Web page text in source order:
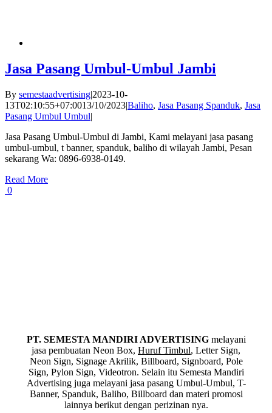
Jasa Pasang Umbul-Umbul Jambi
By semestaadvertising|2023-10-
13T02:10:55+07:0013/10/2023|Baliho, Jasa Pasang Spanduk, Jasa
Pasang Umbul Umbul|
Jasa Pasang Umbul-Umbul di Jambi, Kami melayani jasa pasang
umbul-umbul, t banner, spanduk, baliho di wilayah Jambi, Pesan
sekarang Wa: 0896-6938-0149.
Read More
0
PT. SEMESTA MANDIRI ADVERTISINGmelayani
jasa pembuatan Neon Box, Huruf Timbul, Letter Sign,
Neon Sign, Signage Akrilik, Billboard, Signboard, Pole
Sign, Pylon Sign, Videotron. Selain itu Semesta Mandiri
Advertising juga melayani jasa pasang Umbul-Umbul, T-
Banner, Spanduk, Baliho, Billboard dan materi promosi
lainnya berikut dengan perizinan nya.